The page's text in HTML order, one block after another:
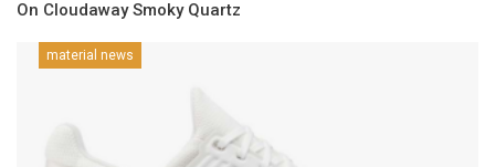
On Cloudaway Smoky Quartz
material news